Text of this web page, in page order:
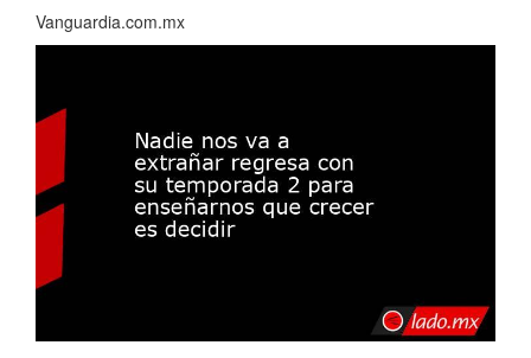
Vanguardia.com.mx